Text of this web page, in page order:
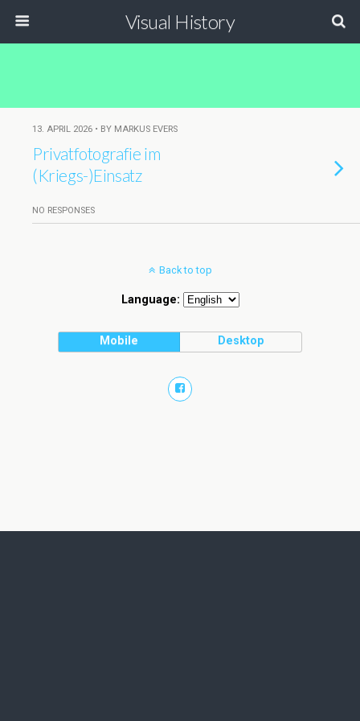
Visual History
13. APRIL 2026 • BY MARKUS EVERS
Privatfotografie im
(Kriegs-)Einsatz
NO RESPONSES
Back to top
Language:
Mobile Desktop